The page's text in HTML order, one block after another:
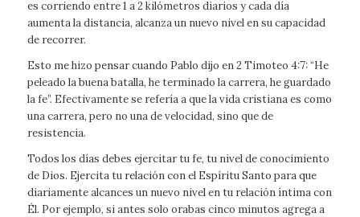
es corriendo entre 1 a 2 kilómetros diarios y cada día
aumenta la distancia, alcanza un nuevo nivel en su capacidad
de recorrer.
Esto me hizo pensar cuando Pablo dijo en 2 Timoteo 4:7: “He
peleado la buena batalla, he terminado la carrera, he guardado
la fe”. Efectivamente se refería a que la vida cristiana es como
una carrera, pero no una de velocidad, sino que de
resistencia.
Todos los días debes ejercitar tu fe, tu nivel de conocimiento
de Dios. Ejercita tu relación con el Espíritu Santo para que
diariamente alcances un nuevo nivel en tu relación íntima con
Él. Por ejemplo, si antes solo orabas cinco minutos agrega a